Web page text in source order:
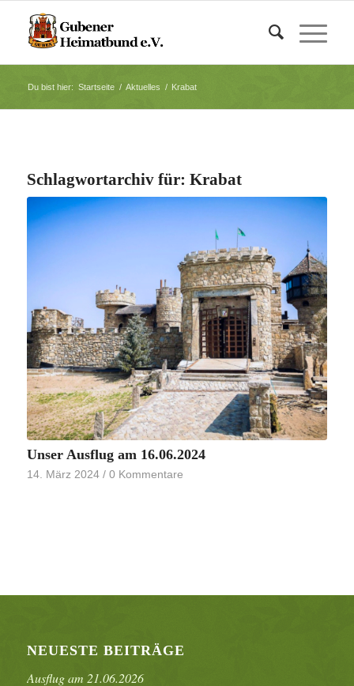
Du bist hier: Startseite / Aktuelles / Krabat
Schlagwortarchiv für: Krabat
Unser Ausflug am 16.06.2024
14. März 2024 / 0 Kommentare
NEUESTE BEITRÄGE
Ausflug am 21.06.2026